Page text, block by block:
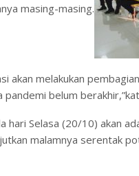
masing-masing.
akan melakukan
belum
hari Selasa (20/10) akan
malamnya serentak